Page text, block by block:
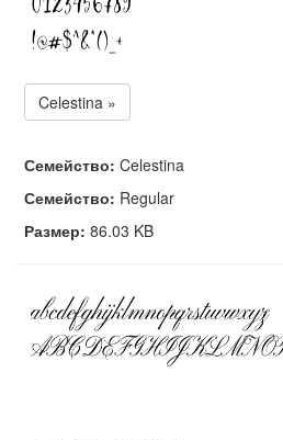
Celestina »
Семейство: Celestina
Семейство: Regular
Размер: 86.03 KB